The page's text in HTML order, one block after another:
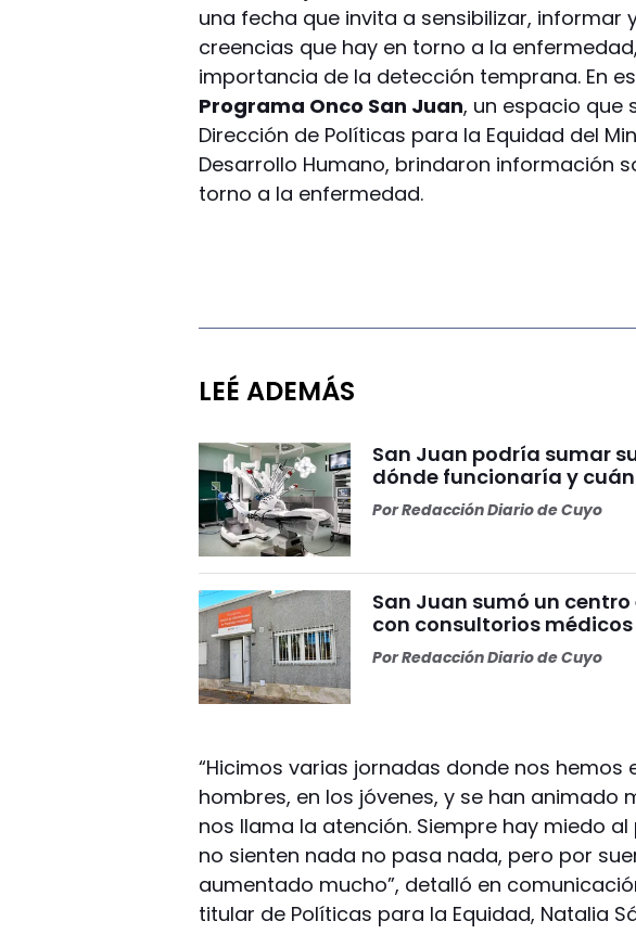
una fecha que invita a sensibilizar, informar
creencias que hay en torno a la
importancia de la detección temprana. En
Programa Onco San Juan, un espacio que
Dirección de Políticas para la Equidad del
Desarrollo Humano, brindaron información
torno a la enfermedad.
LEÉ ADEMÁS
San Juan podría sumar
dónde funcionaría y
PorRedacción Diario de Cuyo
San Juan sumó un
con consultorios
PorRedacción Diario de Cuyo
“Hicimos varias jornadas donde nos
hombres, en los jóvenes, y se han animado
nos llama la atención. Siempre hay miedo
no sienten nada no pasa nada, pero por
aumentado mucho”, detalló en comunicación
titular de Políticas para la Equidad, Natalia